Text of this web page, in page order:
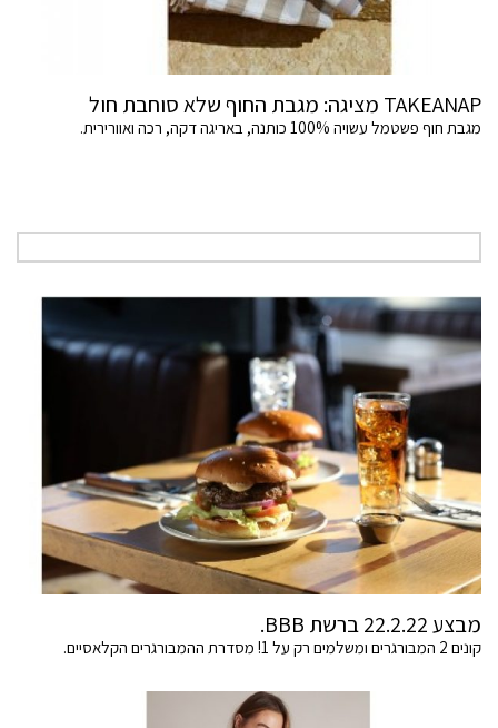
TAKEANAP מציגה: מגבת החוף שלא סוחבת חול
מגבת חוף פשטמל עשויה 100% כותנה, באריגה דקה, רכה ואוורירית.
מבצע 22.2.22 ברשת BBB.
קונים 2 המבורגרים ומשלמים רק על 1! מסדרת ההמבורגרים הקלאסיים.